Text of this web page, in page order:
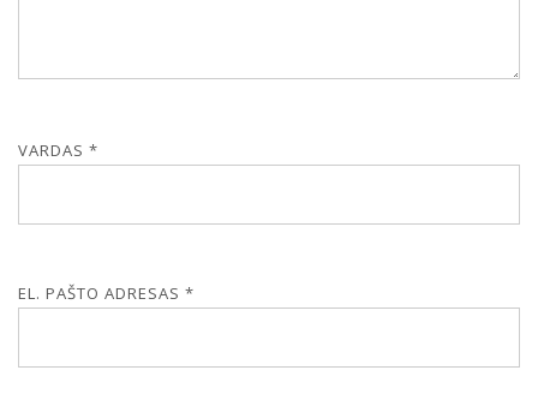
VARDAS *
EL. PAŠTO ADRESAS *